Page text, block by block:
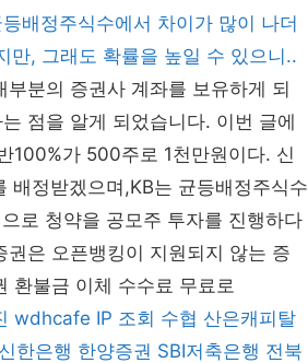
배정주식수에서 차이가 많이 나더
만, 그래도 확률을 높일 수 있으니..
분의 증권사 계좌를 보유하게 되
점을 알게 되었습니다. 이번 글에
100%가 500주로 1천만원이다. 신
정받겠으며,KB는 균등배정주식수
로 청약을 공모주 투자를 진행하다
은 오픈뱅킹이 지원되지 않는 증
환불금 이체 수수료 무료로
wdhcafe IP 조회 수협 산은캐피탈
신한은행 한양증권 SBI저축은행 전북